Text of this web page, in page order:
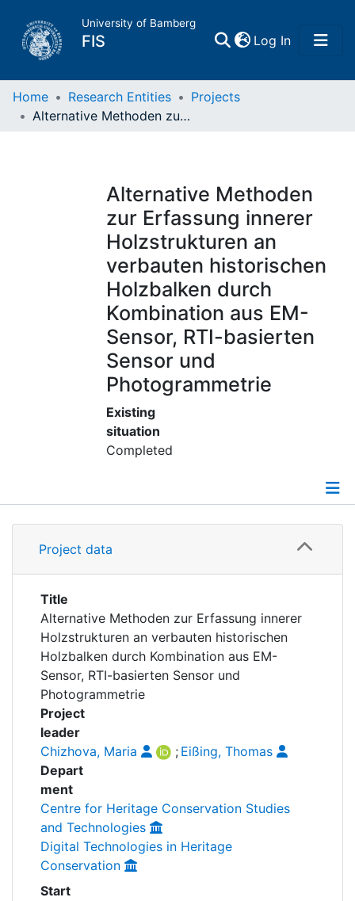
University of Bamberg
FIS Log In(current)
Home
Research Data
Projects
People
Institutions
Awards
Home Research Entities
Projects
Alternative Methoden zur Erfassung innerer Holzstrukturen an verbauten historischen Holzbalken durch Kombination aus EM-Sensor, RTI-basierten Sensor und Photogrammetrie
Alternative Methoden
zur Erfassung innerer
Holzstrukturen an
verbauten historischen
Holzbalken durch
Kombination aus EM-
Sensor, RTI-basierten
Sensor und
Photogrammetrie
Existing
situation
Completed
Details
Project data
Title
Alternative Methoden zur Erfassung innerer
Holzstrukturen an verbauten historischen
Holzbalken durch Kombination aus EM-
Sensor, RTI-basierten Sensor und
Photogrammetrie
Project
leader
Chizhova, Maria
; Eißing, Thomas
Depart
ment
Centre for Heritage Conservation Studies
and Technologies
Digital Technologies in Heritage
Conservation
Start